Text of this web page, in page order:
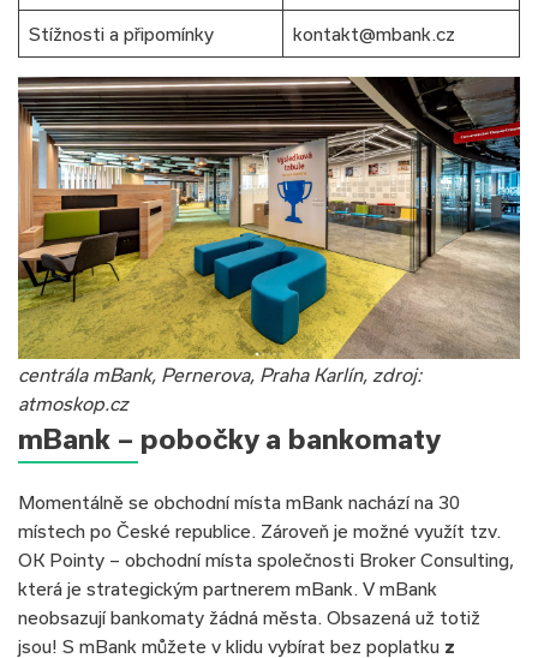
Stížnosti a připomínky kontakt@mbank.cz
centrála mBank, Pernerova, Praha Karlín, zdroj:
atmoskop.cz
mBank – pobočky a bankomaty
Momentálně se obchodní místa mBank nachází na 30
místech po České republice. Zároveň je možné využít tzv.
OK Pointy – obchodní místa společnosti Broker Consulting,
která je strategickým partnerem mBank. V mBank
neobsazují bankomaty žádná města. Obsazená už totiž
jsou! S mBank můžete v klidu vybírat bez poplatku z